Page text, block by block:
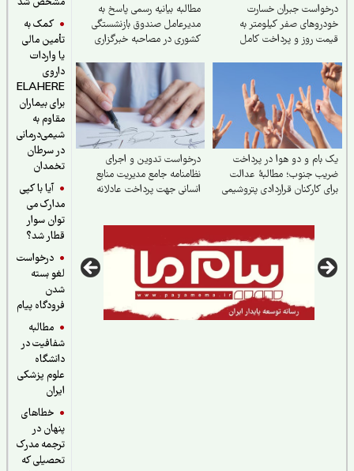
کمک به
تأمین مالی
یا واردات
داروی
ELAHERE
برای بیماران
مقاوم به
شیمی‌درمانی
در سرطان
تخمدان
آیا با کپی
مدارک می
توان سوار
قطار شد؟
درخواست
لغو بسته
فرودگاه پیام
مطالبه
شفافیت در
دانشگاه
علوم پزشکی
خطاهای
پنهان در
ترجمه مدرک
تحصیلی که
جبران خسارت
صفر کیلومتر به
روز و پرداخت کامل
مطالبه بیانیه رسمی پاسخ به
مدیرعامل صندوق بازنشستگی
کشوری در مصاحبه خبرگزاری
و دو هوا در پرداخت
جنوب؛ مطالبهٔ عدالت
کارکنان قراردادی پتروشیمی
درخواست تدوین و اجرای
نظامنامه جامع مدیریت منابع
انسانی جهت پرداخت عادلانه